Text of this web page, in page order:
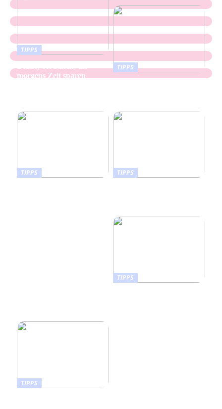
TIPPS
morgens Zeit sparen
TIPPS
TIPPS
TIPPS
TIPPS
TIPPS